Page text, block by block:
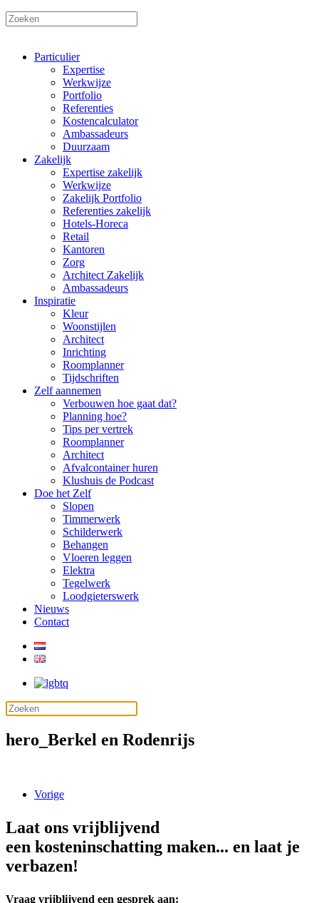
Particulier
Expertise
Werkwijze
Portfolio
Referenties
Kostencalculator
Ambassadeurs
Duurzaam
Zakelijk
Expertise zakelijk
Werkwijze
Zakelijk Portfolio
Referenties zakelijk
Hotels-Horeca
Retail
Kantoren
Zorg
Architect Zakelijk
Ambassadeurs
Inspiratie
Kleur
Woonstijlen
Architect
Inrichting
Roomplanner
Tijdschriften
Zelf aannemen
Verbouwen hoe gaat dat?
Planning hoe?
Tips per vertrek
Roomplanner
Architect
Afvalcontainer huren
Klushuis de Podcast
Doe het Zelf
Slopen
Timmerwerk
Schilderwerk
Behangen
Vloeren leggen
Elektra
Tegelwerk
Loodgieterswerk
Nieuws
Contact
hero_Berkel en Rodenrijs
Vorige
Laat ons vrijblijvend
een kosteninschatting maken... en laat je
verbazen!
Vraag vrijblijvend een gesprek aan: